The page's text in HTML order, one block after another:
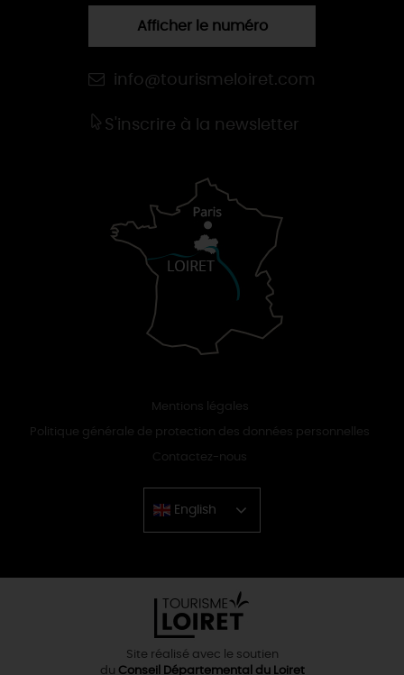
Afficher le numéro
info@tourismeloiret.com
S'inscrire à la newsletter
Mentions légales
Politique générale de protection des données personnelles
Contactez-nous
English
Chinese
Site réalisé avec le soutien
du Conseil Départemental du Loiret